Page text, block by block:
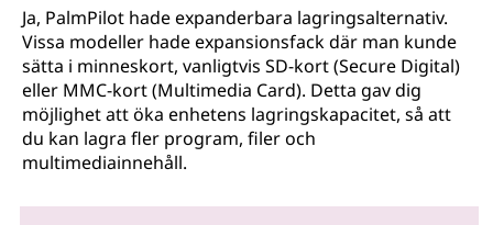
Ja, PalmPilot hade expanderbara lagringsalternativ.
Vissa modeller hade expansionsfack där man kunde
sätta i minneskort, vanligtvis SD-kort (Secure Digital)
eller MMC-kort (Multimedia Card). Detta gav dig
möjlighet att öka enhetens lagringskapacitet, så att
du kan lagra fler program, filer och
multimediainnehåll.